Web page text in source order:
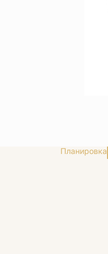
Планировка